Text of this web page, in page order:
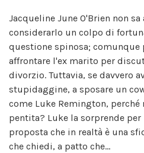
Jacqueline June O'Brien non sa
considerarlo un colpo di
questione spinosa; comunque
affrontare l'ex marito per
divorzio. Tuttavia, se davvero
stupidaggine, a sposare un
come Luke Remington, perché
pentita? Luke la sorprende
proposta che in realtà è una
che chiedi, a patto che...